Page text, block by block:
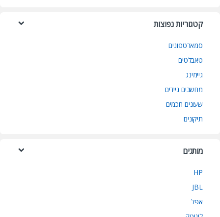
קטגוריות נפוצות
סמארטפונים
טאבלטים
גיימינג
מחשבים ניידים
שעונים חכמים
תיקונים
מותגים
HP
JBL
אפל